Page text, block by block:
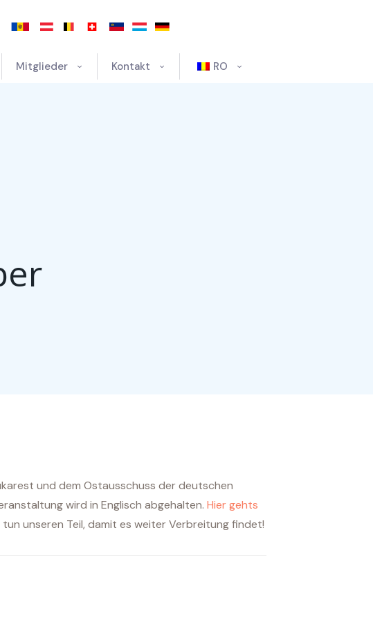
Mitglieder Kontakt RO
und dem Ostausschuss der deutschen
wird in Englisch abgehalten. Hier gehts
unseren Teil, damit es weiter Verbreitung findet!